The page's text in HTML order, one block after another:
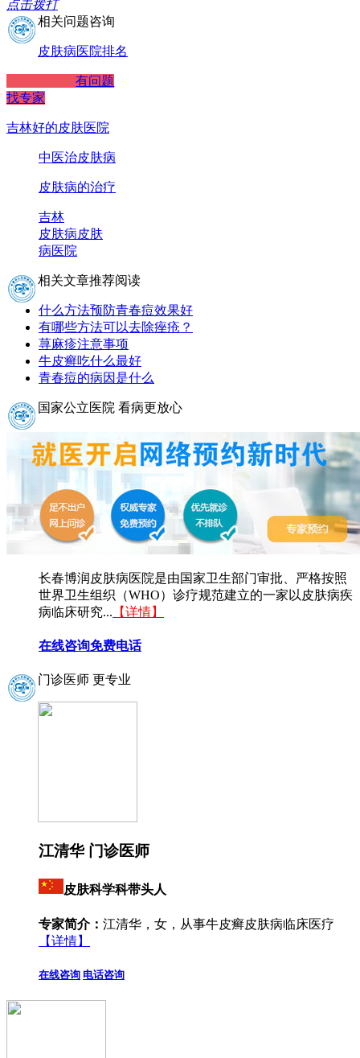
点击拨打
相关问题咨询
皮肤病医院排名
有问题
找专家
吉林好的皮肤医院
中医治皮肤病
皮肤病的治疗
吉林
皮肤病皮肤
病医院
相关文章推荐阅读
什么方法预防青春痘效果好
有哪些方法可以去除痤疮？
荨麻疹注意事项
牛皮癣吃什么最好
青春痘的病因是什么
国家公立医院 看病更放心
长春博润皮肤病医院是由国家卫生部门审批、严格按照
世界卫生组织（WHO）诊疗规范建立的一家以皮肤病疾
病临床研究... 【详情】
在线咨询免费电话
门诊医师 更专业
江清华 门诊医师
皮肤科学科带头人
专家简介： 江清华，女，从事牛皮癣皮肤病临床医疗
【详情】
在线咨询 电话咨询